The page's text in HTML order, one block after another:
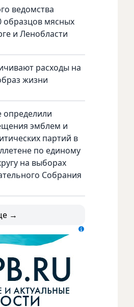
ведомства
образцов мясных
и Ленобласти
расходы на
жизни
определили
эмблем и
партий в
по единому
на выборах
Собрания
→